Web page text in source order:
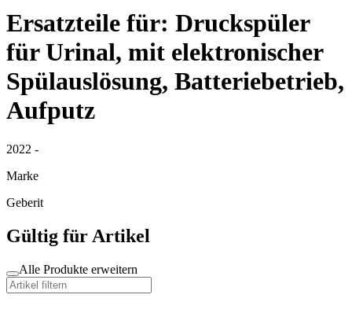
Ersatzteile für: Druckspüler
für Urinal, mit elektronischer
Spülauslösung, Batteriebetrieb,
Aufputz
2022 -
Marke
Geberit
Gültig für Artikel
Alle Produkte erweitern